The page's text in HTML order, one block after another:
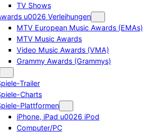
TV Shows
u0026 Verleihungen
MTV European Music Awards (EMAs)
MTV Music Awards
Video Music Awards (VMA)
Grammy Awards (Grammys)
Trailer
Charts
Plattformen
iPhone, iPad u0026 iPod
Computer/PC